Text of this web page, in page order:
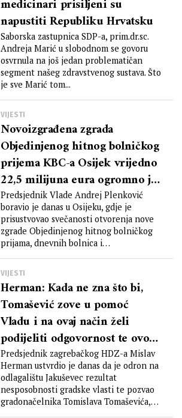
medicinari prisiljeni su
napustiti Republiku Hrvatsku
Saborska zastupnica SDP-a, prim.dr.sc.
Andreja Marić u slobodnom se govoru
osvrnula na još jedan problematičan
segment našeg zdravstvenog sustava. Što
je sve Marić tom...
VIJESTI
Novoizgrađena zgrada
Objedinjenog hitnog bolničkog
prijema KBC-a Osijek vrijedno
22,5 milijuna eura ogromno je
postignuće za grad Osijek i
hrvatsko zdravstvo
Predsjednik Vlade Andrej Plenković
boravio je danas u Osijeku, gdje je
prisustvovao svečanosti otvorenja nove
zgrade Objedinjenog hitnog bolničkog
prijama, dnevnih bolnica i
VIJESTI
Herman: Kada ne zna što bi,
Tomašević zove u pomoć
Vladu i na ovaj način želi
podijeliti odgovornost te ovo
odjednom postaje nacionalna
odgovornost
Predsjednik zagrebačkog HDZ-a Mislav
Herman ustvrdio je danas da je odron na
odlagalištu Jakuševec rezultat
nesposobnosti gradske vlasti te pozvao
gradonačelnika Tomislava Tomaševića,